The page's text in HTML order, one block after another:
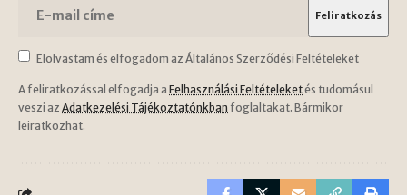
Elolvastam és elfogadom az Általános Szerződési Feltételeket
A feliratkozással elfogadja a Felhasználási Feltételeketés tudomásul
veszi az Adatkezelési Tájékoztatónkban foglaltakat. Bármikor
leiratkozhat.